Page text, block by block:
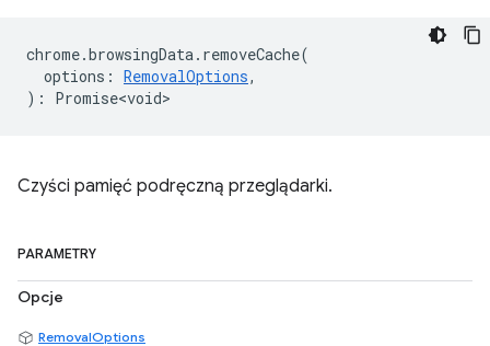
chrome.browsingData. removeCache(
options : RemovalOptions,
) : Promise<void>
Czyści pamięć podręczną przeglądarki.
PARAMETRY
Opcje
RemovalOptions